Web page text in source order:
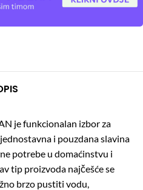
je funkcionalan izbor za
i pouzdana slavina
potrebe u domaćinstvu i
tip proizvoda najčešće se
brzo pustiti vodu,